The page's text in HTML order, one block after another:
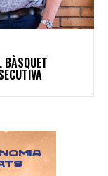
BÀSQUET